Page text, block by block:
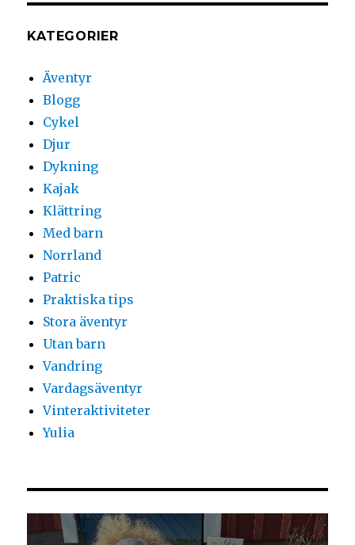
KATEGORIER
Äventyr
Blogg
Cykel
Djur
Dykning
Kajak
Klättring
Med barn
Norrland
Patric
Praktiska tips
Stora äventyr
Utan barn
Vandring
Vardagsäventyr
Vinteraktiviteter
Yulia